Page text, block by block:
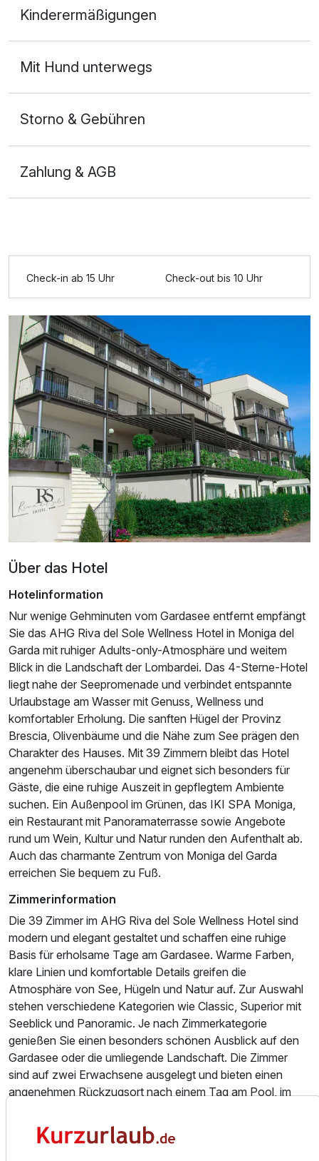
2 Erwachsene und 1 Kind
Für 8 Tage
Doppelzimmer Panorama
2 Erwachsene und 1 Kind
Ausstattung
Für 8 Tage p.P. ab861,00 €
Doppelzimmer Superior
Ausstattung
Kinderermäßigungen
Mit Hund unterwegs
Storno & Gebühren
Zahlung & AGB
Check-in ab 15 Uhr Check-out bis 10 Uhr
Über das Hotel
Hotelinformation
Nur wenige Gehminuten vom Gardasee entfernt empfängt
Sie das AHG Riva del Sole Wellness Hotel in Moniga del
Garda mit ruhiger Adults-only-Atmosphäre und weitem
Blick in die Landschaft der Lombardei. Das 4-Sterne-Hotel
liegt nahe der Seepromenade und verbindet entspannte
Urlaubstage am Wasser mit Genuss, Wellness und
komfortabler Erholung. Die sanften Hügel der Provinz
Brescia, Olivenbäume und die Nähe zum See prägen den
Charakter des Hauses. Mit 39 Zimmern bleibt das Hotel
angenehm überschaubar und eignet sich besonders für
Gäste, die eine ruhige Auszeit in gepflegtem Ambiente
suchen. Ein Außenpool im Grünen, das IKI SPA Moniga,
ein Restaurant mit Panoramaterrasse sowie Angebote
rund um Wein, Kultur und Natur runden den Aufenthalt ab.
Auch das charmante Zentrum von Moniga del Garda
erreichen Sie bequem zu Fuß.
Zimmerinformation
Die 39 Zimmer im AHG Riva del Sole Wellness Hotel sind
modern und elegant gestaltet und schaffen eine ruhige
Basis für erholsame Tage am Gardasee. Warme Farben,
klare Linien und komfortable Details greifen die
Atmosphäre von See, Hügeln und Natur auf. Zur Auswahl
stehen verschiedene Kategorien wie Classic, Superior mit
Seeblick und Panoramic. Je nach Zimmerkategorie
genießen Sie einen besonders schönen Ausblick auf den
Gardasee oder die umliegende Landschaft. Die Zimmer
sind auf zwei Erwachsene ausgelegt und bieten einen
angenehmen Rückzugsort nach einem Tag am Pool, im
Haus überschaubare Größe mit einem entspannten
Wohngefühl und zeitgemäßem Komfort.